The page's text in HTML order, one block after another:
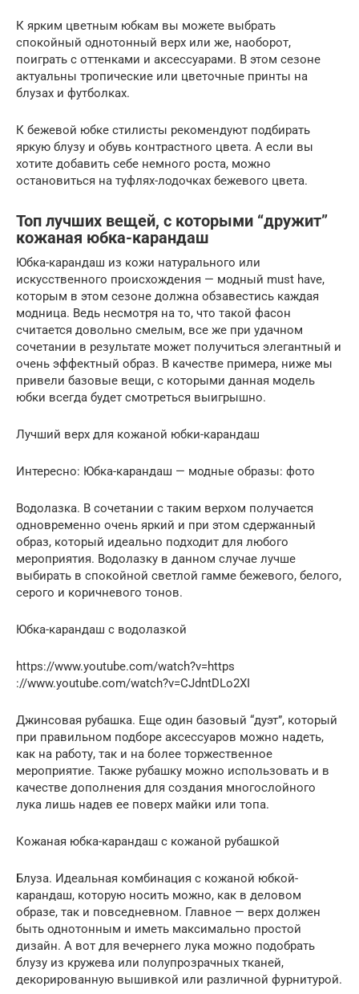
К ярким цветным юбкам вы можете выбрать
спокойный однотонный верх или же, наоборот,
поиграть с оттенками и аксессуарами. В этом сезоне
актуальны тропические или цветочные принты на
блузах и футболках.
К бежевой юбке стилисты рекомендуют подбирать
яркую блузу и обувь контрастного цвета. А если вы
хотите добавить себе немного роста, можно
остановиться на туфлях-лодочках бежевого цвета.
Топ лучших вещей, с которыми “дружит”
кожаная юбка-карандаш
Юбка-карандаш из кожи натурального или
искусственного происхождения — модный must have,
которым в этом сезоне должна обзавестись каждая
модница. Ведь несмотря на то, что такой фасон
считается довольно смелым, все же при удачном
сочетании в результате может получиться элегантный и
очень эффектный образ. В качестве примера, ниже мы
привели базовые вещи, с которыми данная модель
юбки всегда будет смотреться выигрышно.
Лучший верх для кожаной юбки-карандаш
Интересно: Юбка-карандаш — модные образы: фото
Водолазка. В сочетании с таким верхом получается
одновременно очень яркий и при этом сдержанный
образ, который идеально подходит для любого
мероприятия. Водолазку в данном случае лучше
выбирать в спокойной светлой гамме бежевого, белого,
серого и коричневого тонов.
Юбка-карандаш с водолазкой
https://www.youtube.com/watch?v=https
://www.youtube.com/watch?v=CJdntDLo2XI
Джинсовая рубашка. Еще один базовый “дуэт”, который
при правильном подборе аксессуаров можно надеть,
как на работу, так и на более торжественное
мероприятие. Также рубашку можно использовать и в
качестве дополнения для создания многослойного
лука лишь надев ее поверх майки или топа.
Кожаная юбка-карандаш с кожаной рубашкой
Блуза. Идеальная комбинация с кожаной юбкой-
карандаш, которую носить можно, как в деловом
образе, так и повседневном. Главное — верх должен
быть однотонным и иметь максимально простой
дизайн. А вот для вечернего лука можно подобрать
блузу из кружева или полупрозрачных тканей,
декорированную вышивкой или различной фурнитурой.